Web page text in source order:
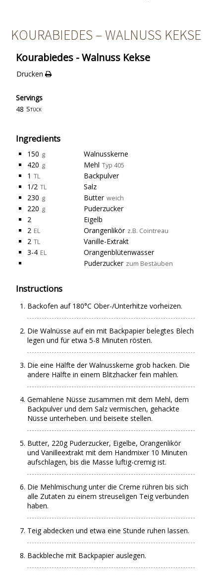
KOURABIEDES – WALNUSS KEKSE
Kourabiedes - Walnuss Kekse
Drucken
Servings
48 Stück
Ingredients
150 g
Walnusskerne
420 g Mehl Typ 405
1 TL
Backpulver
1/2 TL
Salz
230 g Butter weich
220 g
Puderzucker
2
Eigelb
2 EL Orangenlikör z.B. Cointreau
2 TL
Vanille-Extrakt
3-4 EL
Orangenblütenwasser
Puderzucker zum Bestäuben
Instructions
Backofen auf 180°C Ober-/Unterhitze vorheizen.
Die Walnüsse auf ein mit Backpapier belegtes Blech
legen und für etwa 5-8 Minuten rösten.
Die eine Hälfte der Walnusskerne grob hacken. Die
andere Hälfte in einem Blitzhacker fein mahlen.
Gemahlene Nüsse zusammen mit dem Mehl, dem
Backpulver und dem Salz vermischen, gehackte
Nüsse unterheben. und beiseite stellen.
Butter, 220g Puderzucker, Eigelbe, Orangenlikör
und Vanilleextrakt mit dem Handmixer 10 Minuten
aufschlagen, bis die Masse luftig-cremig ist.
Die Mehlmischung unter die Creme rühren bis sich
alle Zutaten zu einem streuseligen Teig verbunden
haben.
Teig abdecken und etwa eine Stunde ruhen lassen.
Backbleche mit Backpapier auslegen.